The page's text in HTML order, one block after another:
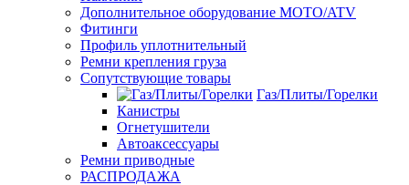
Дополнительное оборудование MOTO/ATV
Фитинги
Профиль уплотнительный
Ремни крепления груза
Сопутствующие товары
Газ/Плиты/Горелки
Канистры
Огнетушители
Автоаксессуары
Ремни приводные
РАСПРОДАЖА